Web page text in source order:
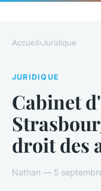
Accueil›Juridique
JURIDIQUE
Cabinet
droit des
Nathan — 5